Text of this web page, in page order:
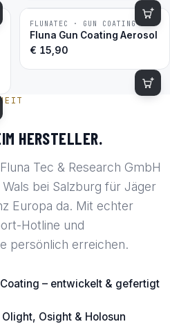
BESTSELLER
FLUNATEC · GUN COATING
Fluna Gun Coating Aerosol
€ 15,90
HERSTELLER.
Tec & Research GmbH
bei Salzburg für Jäger
Europa da. Mit echter
Hotline und
persönlich erreichen.
– entwickelt & gefertigt
Osight & Holosun